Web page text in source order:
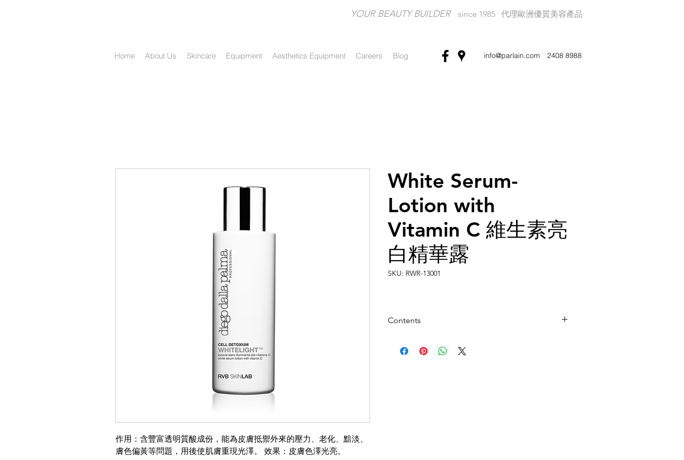
YOUR BEAUTY BUILDER​ since 1985 代理歐洲優質美容產品
Home About Us Skincare Equipment Aesthetics Equipment Careers Blog info@parlain.com 2408 8988
作用：含豐富透明質酸成份，能為皮膚抵禦外來的壓力、老化、黯淡、
膚色偏黃等問題，用後使肌膚重現光澤。 效果：皮膚色澤光亮。
White Serum-
Lotion with
Vitamin C 維生素亮
白精華露
SKU: RWR-13001
Contents